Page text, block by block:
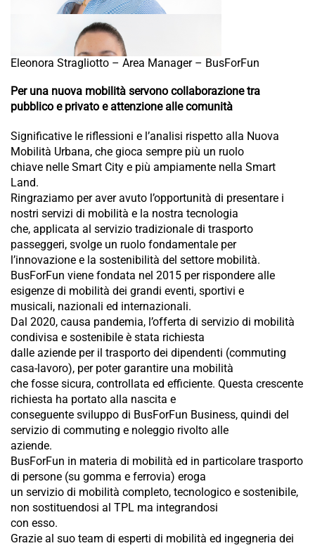
Eleonora Stragliotto – Area Manager – BusForFun
Per una nuova mobilità servono collaborazione tra
pubblico e privato e attenzione alle comunità
Significative le riflessioni e l’analisi rispetto alla Nuova
Mobilità Urbana, che gioca sempre più un ruolo
chiave nelle Smart City e più ampiamente nella Smart
Land.
Ringraziamo per aver avuto l’opportunità di presentare i
nostri servizi di mobilità e la nostra tecnologia
che, applicata al servizio tradizionale di trasporto
passeggeri, svolge un ruolo fondamentale per
l’innovazione e la sostenibilità del settore mobilità.
BusForFun viene fondata nel 2015 per rispondere alle
esigenze di mobilità dei grandi eventi, sportivi e
musicali, nazionali ed internazionali.
Dal 2020, causa pandemia, l’offerta di servizio di mobilità
condivisa e sostenibile è stata richiesta
dalle aziende per il trasporto dei dipendenti (commuting
casa-lavoro), per poter garantire una mobilità
che fosse sicura, controllata ed efficiente. Questa crescente
richiesta ha portato alla nascita e
conseguente sviluppo di BusForFun Business, quindi del
servizio di commuting e noleggio rivolto alle
aziende.
BusForFun in materia di mobilità ed in particolare trasporto
di persone (su gomma e ferrovia) eroga
un servizio di mobilità completo, tecnologico e sostenibile,
non sostituendosi al TPL ma integrandosi
con esso.
Grazie al suo team di esperti di mobilità ed ingegneria dei